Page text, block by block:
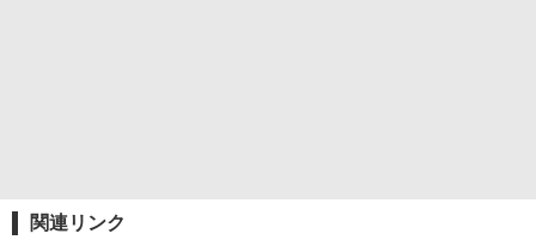
関連リンク